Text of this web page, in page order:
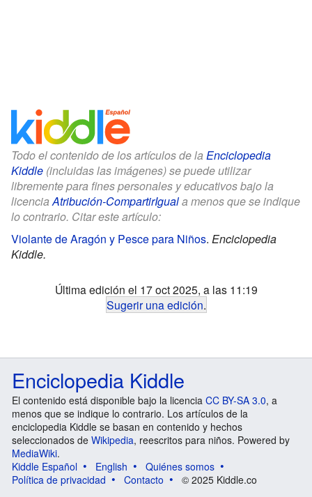
Todo el contenido de los artículos de la Enciclopedia
Kiddle (incluidas las imágenes) se puede utilizar
libremente para fines personales y educativos bajo la
licenciaAtribución-CompartirIguala menos que se indique
lo contrario. Citar este artículo:
Violante de Aragón y Pesce para Niños. Enciclopedia
Kiddle.
Última edición el 17 oct 2025, a las 11:19
Sugerir una edición.
Enciclopedia Kiddle
El contenido está disponible bajo la licencia CC BY-SA 3.0, a
menos que se indique lo contrario. Los artículos de la
enciclopedia Kiddle se basan en contenido y hechos
seleccionados de Wikipedia, reescritos para niños. Powered by
MediaWiki.
Kiddle Español
English
Quiénes somos
Política de privacidad
Contacto © 2025 Kiddle.co